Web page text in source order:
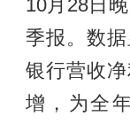
10月28日
季报。数
银行营收
增，为全